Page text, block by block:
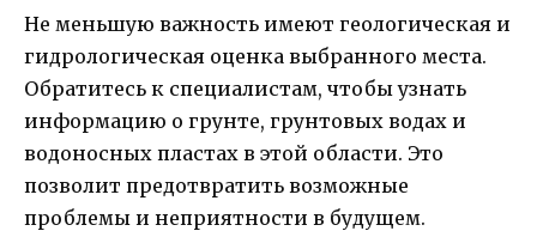
Не меньшую важность имеют геологическая и
гидрологическая оценка выбранного места.
Обратитесь к специалистам, чтобы узнать
информацию о грунте, грунтовых водах и
водоносных пластах в этой области. Это
позволит предотвратить возможные
проблемы и неприятности в будущем.